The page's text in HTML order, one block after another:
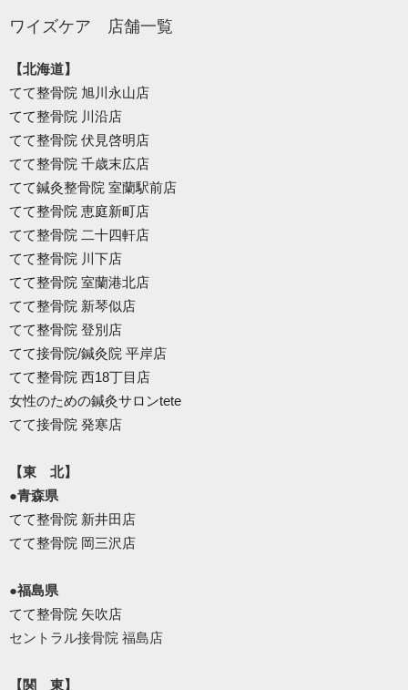
ワイズケア 店舗一覧
【北海道】
てて整骨院 旭川永山店
てて整骨院 川沿店
てて整骨院 伏見啓明店
てて整骨院 千歳末広店
てて鍼灸整骨院 室蘭駅前店
てて整骨院 恵庭新町店
てて整骨院 二十四軒店
てて整骨院 川下店
てて整骨院 室蘭港北店
てて整骨院 新琴似店
てて整骨院 登別店
てて接骨院/鍼灸院 平岸店
てて整骨院 西18丁目店
女性のための鍼灸サロンtete
てて接骨院 発寒店
【東 北】
●青森県
てて整骨院 新井田店
てて整骨院 岡三沢店
●福島県
てて整骨院 矢吹店
セントラル接骨院 福島店
【関 東】